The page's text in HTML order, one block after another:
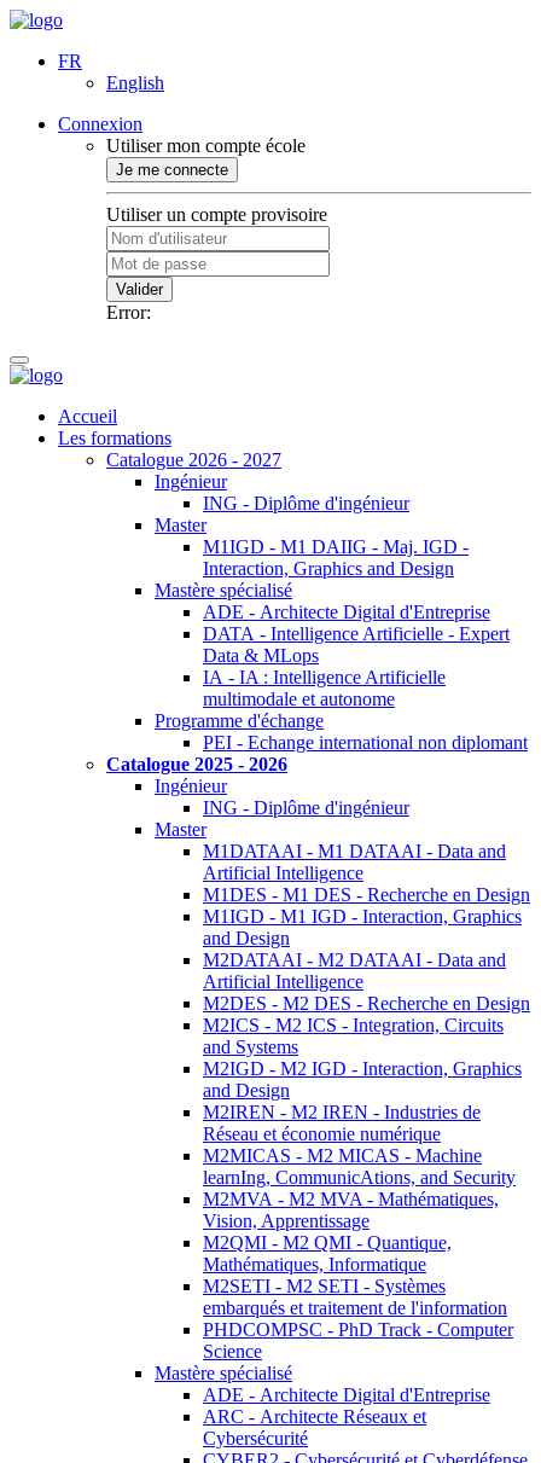
FR
English
Connexion
Utiliser mon compte école
Je me connecte
Utiliser un compte provisoire
Valider
Error:
Accueil
Les formations
Catalogue 2026 - 2027
Ingénieur
ING - Diplôme d'ingénieur
Master
M1IGD - M1 DAIIG - Maj. IGD -
Interaction, Graphics and Design
Mastère spécialisé
ADE - Architecte Digital d'Entreprise
DATA - Intelligence Artificielle - Expert
Data & MLops
IA - IA : Intelligence Artificielle
multimodale et autonome
Programme d'échange
PEI - Echange international non diplomant
Catalogue 2025 - 2026
Ingénieur
ING - Diplôme d'ingénieur
Master
M1DATAAI - M1 DATAAI - Data and
Artificial Intelligence
M1DES - M1 DES - Recherche en Design
M1IGD - M1 IGD - Interaction, Graphics
and Design
M2DATAAI - M2 DATAAI - Data and
Artificial Intelligence
M2DES - M2 DES - Recherche en Design
M2ICS - M2 ICS - Integration, Circuits
and Systems
M2IGD - M2 IGD - Interaction, Graphics
and Design
M2IREN - M2 IREN - Industries de
Réseau et économie numérique
M2MICAS - M2 MICAS - Machine
learnIng, CommunicAtions, and Security
M2MVA - M2 MVA - Mathématiques,
Vision, Apprentissage
M2QMI - M2 QMI - Quantique,
Mathématiques, Informatique
M2SETI - M2 SETI - Systèmes
embarqués et traitement de l'information
PHDCOMPSC - PhD Track - Computer
Science
Mastère spécialisé
ADE - Architecte Digital d'Entreprise
ARC - Architecte Réseaux et
Cybersécurité